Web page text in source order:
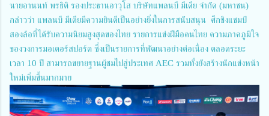
นายอานนท์ พรธิติ รองประธานอาวุโส บริษัทแพลนบี มีเดีย จำกัด (มหาชน)
กล่าวว่า แพลนบี มีเดียมีความยินดีเป็นอย่างยิ่งในการสนับสนุน ศึกชิงแชมป์
สองล้อที่ได้รับความนิยมสูงสุดของไทย รายการแข่งฝีมือคนไทย ความภาคภูมิใจ
ของวงการมอเตอร์สปอร์ต ซึ่งเป็นรายการที่พัฒนาอย่างต่อเนื่อง ตลอดระยะ
เวลา 10 ปี สามารถขยายฐานผู้ชมไปสู่ประเทศ AEC รวมทั้งยังสร้างนักแข่งหน้า
ใหม่เพิ่มขึ้นมากมาย